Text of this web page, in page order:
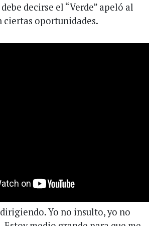
decirse el “Verde” apeló al
ciertas oportunidades.
Yo no insulto, yo no